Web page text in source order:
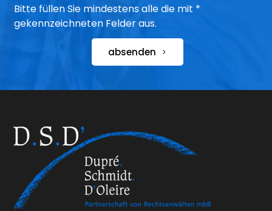
Bitte füllen Sie mindestens alle die mit *
gekennzeichneten Felder aus.
absenden